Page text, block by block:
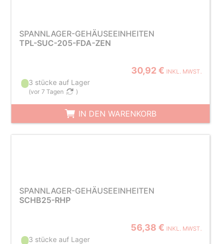
SPANNLAGER-GEHÄUSEEINHEITEN
TPL-SUC-205-FDA-ZEN
30,92 € INKL. MWST.
3 stücke auf Lager
(vor 7 Tagen )
IN DEN WARENKORB
SPANNLAGER-GEHÄUSEEINHEITEN
SCHB25-RHP
56,38 € INKL. MWST.
3 stücke auf Lager